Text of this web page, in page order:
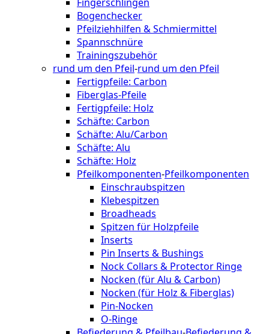
Bogenchecker
Pfeilziehhilfen & Schmiermittel
Spannschnüre
Trainingszubehör
rund um den Pfeil-rund um den Pfeil
Fertigpfeile: Carbon
Fiberglas-Pfeile
Fertigpfeile: Holz
Schäfte: Carbon
Schäfte: Alu/Carbon
Schäfte: Alu
Schäfte: Holz
Pfeilkomponenten-Pfeilkomponenten
Einschraubspitzen
Klebespitzen
Broadheads
Spitzen für Holzpfeile
Inserts
Pin Inserts & Bushings
Nock Collars & Protector Ringe
Nocken (für Alu & Carbon)
Nocken (für Holz & Fiberglas)
Pin-Nocken
O-Ringe